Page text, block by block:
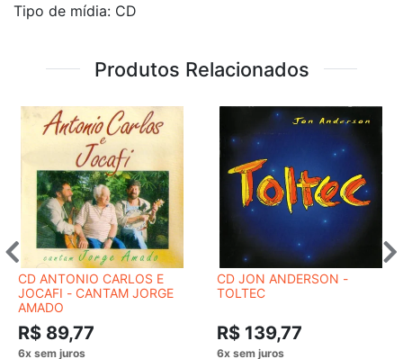
Tipo de mídia: CD
Produtos Relacionados
CD ANTONIO CARLOS E
JOCAFI - CANTAM JORGE
AMADO
R$ 89,77
CD JON ANDERSON -
TOLTEC
R$ 139,77